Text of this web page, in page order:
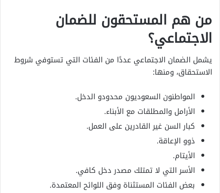
من هم المستحقون للضمان
الاجتماعي؟
يشمل الضمان الاجتماعي عددًا من الفئات التي تستوفي شروط
الاستحقاق، ومنها:
المواطنون السعوديون محدودو الدخل.
الأرامل والمطلقات مع الأبناء.
كبار السن غير القادرين على العمل.
ذوو الإعاقة.
الأيتام.
الأسر التي لا تمتلك مصدر دخل كافي.
بعض الفئات المستثناة وفق اللوائح المعتمدة.